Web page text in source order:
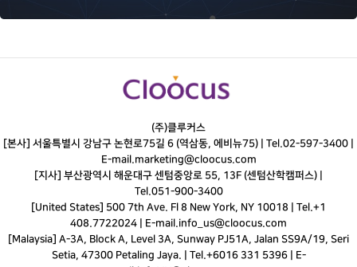
(주)클루커스
[본사] 서울특별시 강남구 논현로75길 6 (역삼동, 에비뉴75) | Tel.02-597-3400
E-mail.marketing@cloocus.com
[지사] 부산광역시 해운대구 센텀중앙로 55, 13F (센텀산학캠퍼스) |
Tel.051-900-3400
[United States] 500 7th Ave. Fl 8 New York, NY 10018 | Tel.+1
408.7722024 | E-mail.info_us@cloocus.com
[Malaysia] A-3A, Block A, Level 3A, Sunway PJ51A, Jalan SS9A/19, Seri
Setia, 47300 Petaling Jaya. | Tel.+6016 331 5396 | E-